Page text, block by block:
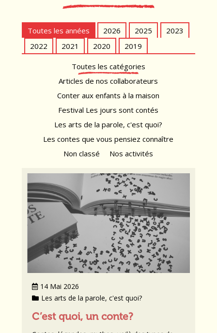
Toutes les années 2026 2025
2023
2022
2021 2020 2019
Toutes les catégories
Articles de nos collaborateurs
Conter aux enfants à la maison
Festival Les jours sont contés
Les arts de la parole, c'est quoi?
Les contes que vous pensiez connaître
Non classé
Nos activités
14 Mai 2026
Les arts de la parole, c'est quoi?
C’est quoi, un conte?